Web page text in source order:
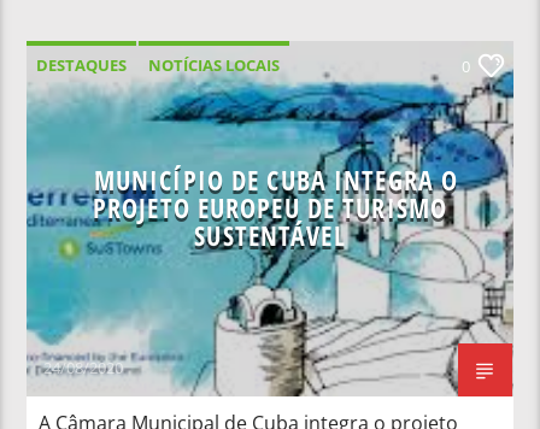
DESTAQUES
NOTÍCIAS LOCAIS
NOTÍCIAS NACIONAIS
0
MUNICÍPIO DE CUBA INTEGRA O
PROJETO EUROPEU DE TURISMO
SUSTENTÁVEL
24/08/2020
A Câmara Municipal de Cuba integra o projeto